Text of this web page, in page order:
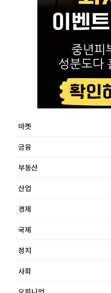
마켓
금융
부동산
산업
경제
국제
정치
사회